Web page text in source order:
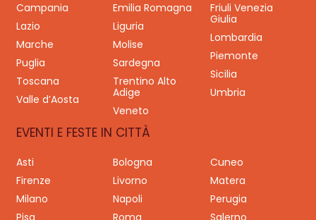
Campania
Emilia Romagna
Friuli Venezia
Giulia
Lazio
Liguria
Lombardia
Marche
Molise
Piemonte
Puglia
Sardegna
Sicilia
Toscana
Trentino Alto
Adige
Umbria
Valle d’Aosta
Veneto
EVENTI E FESTE IN CITTÀ
Asti Bologna
Cuneo
Firenze
Livorno
Matera
Milano
Napoli
Perugia